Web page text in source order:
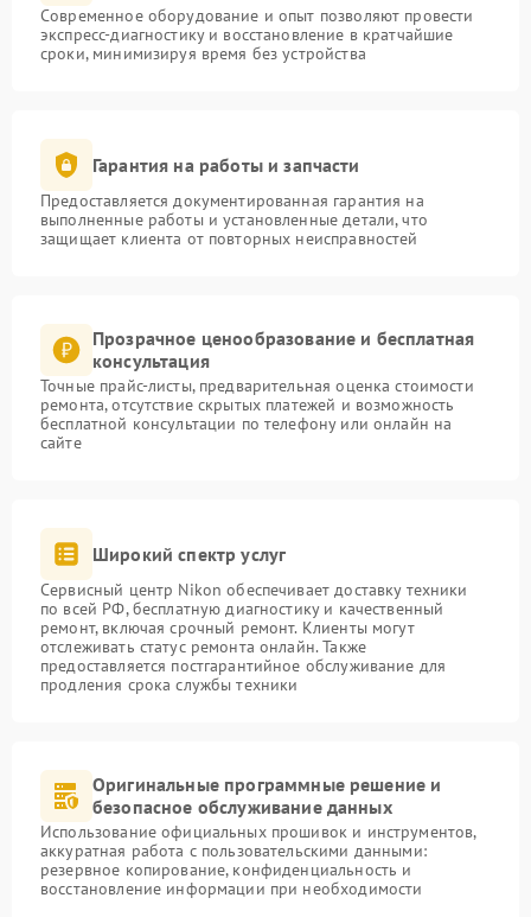
Современное оборудование и опыт позволяют провести
экспресс-диагностику и восстановление в кратчайшие
сроки, минимизируя время без устройства
Гарантия на работы и запчасти
Предоставляется документированная гарантия на
выполненные работы и установленные детали, что
защищает клиента от повторных неисправностей
Прозрачное ценообразование и бесплатная
консультация
Точные прайс-листы, предварительная оценка стоимости
ремонта, отсутствие скрытых платежей и возможность
бесплатной консультации по телефону или онлайн на
сайте
Широкий спектр услуг
Сервисный центр Nikon обеспечивает доставку техники
по всей РФ, бесплатную диагностику и качественный
ремонт, включая срочный ремонт. Клиенты могут
отслеживать статус ремонта онлайн. Также
предоставляется постгарантийное обслуживание для
продления срока службы техники
Оригинальные программные решение и
безопасное обслуживание данных
Использование официальных прошивок и инструментов,
аккуратная работа с пользовательскими данными:
резервное копирование, конфиденциальность и
восстановление информации при необходимости